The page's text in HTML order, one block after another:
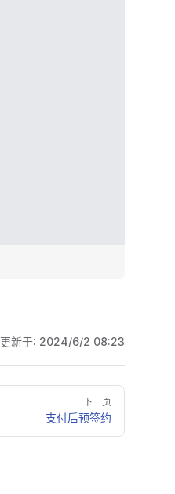
更新于: 2024/6/2 08:23
下一页
支付后预签约